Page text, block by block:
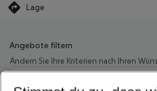
Lage
Angebote filtern
Ändern Sie Ihre Kriterien nach Ihren
Wähle deinen Abflughafen
Beliebiger Abflughafen